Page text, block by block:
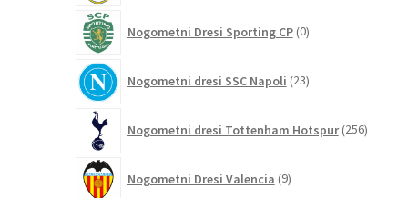
Nogometni Dresi Sporting CP 0izdelkov
Nogometni dresi SSC Napoli 23izdelkov
Nogometni dresi Tottenham Hotspur 256
Nogometni Dresi Valencia 9izdelkov